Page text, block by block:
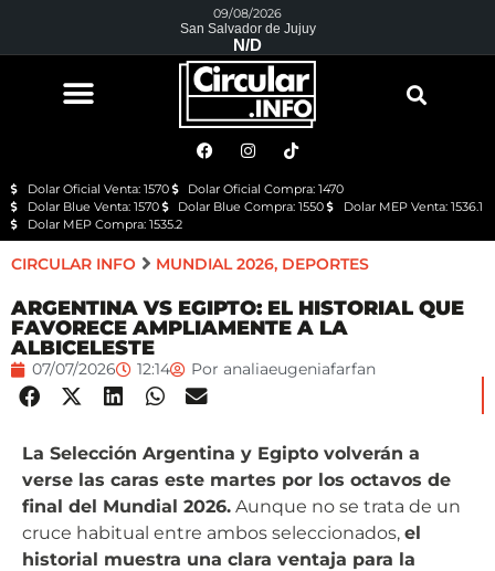
09/08/2026
San Salvador de Jujuy
N/D
Dolar Oficial Venta: 1570
Dolar Oficial Compra: 1470
Dolar Blue Venta: 1570
Dolar Blue Compra: 1550
Dolar MEP Venta: 1536.1
Dolar MEP Compra: 1535.2
CIRCULAR INFO MUNDIAL 2026, DEPORTES
ARGENTINA VS EGIPTO: EL HISTORIAL QUE
FAVORECE AMPLIAMENTE A LA
ALBICELESTE
07/07/2026 12:14 Por analiaeugeniafarfan
La Selección Argentina y Egipto volverán a
verse las caras este martes por los octavos de
final del Mundial 2026. Aunque no se trata de un
cruce habitual entre ambos seleccionados, el
historial muestra una clara ventaja para la